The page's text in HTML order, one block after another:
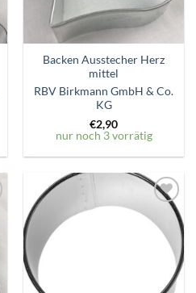
Backen Ausstecher Herz
mittel
RBV Birkmann GmbH & Co.
KG
€2,90
nur noch 3 vorrätig
Zum
Wunschzettel
hinzufügen